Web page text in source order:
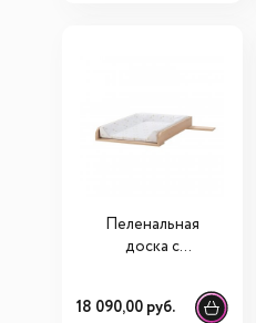
Пеленальная
доска с
Micuna для тумбы
Martha CO-1968
18 090,00 руб.